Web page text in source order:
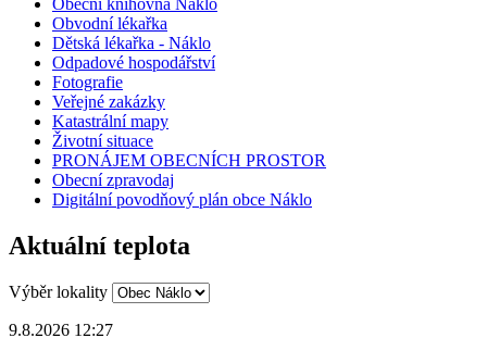
Obvodní lékařka
Dětská lékařka - Náklo
Odpadové hospodářství
Fotografie
Veřejné zakázky
Katastrální mapy
Životní situace
PRONÁJEM OBECNÍCH PROSTOR
Obecní zpravodaj
Digitální povodňový plán obce Náklo
Aktuální teplota
Výběr lokality
9.8.2026 12:27